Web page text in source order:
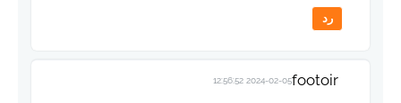
رد
footoir
2024-02-05 12:56:52